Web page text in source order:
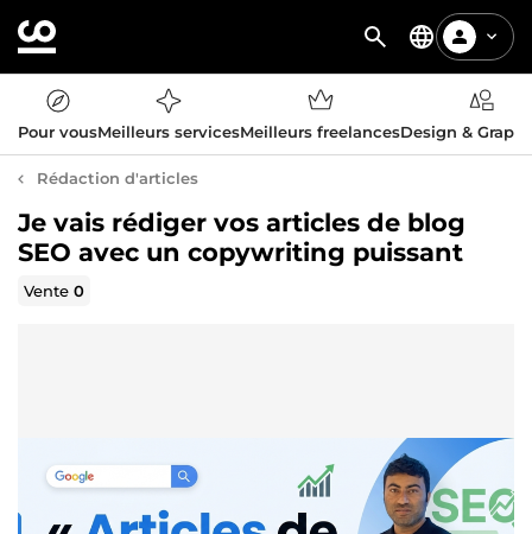
Pour vousMeilleurs servicesMeilleurs freelancesDesign &
Rédaction d'articles
Je vais rédiger vos articles de blog
SEO avec un copywriting puissant
Vente0